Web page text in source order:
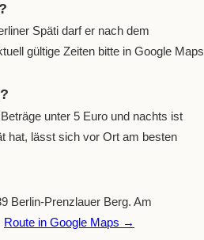
Späti darf er nach dem
gültige Zeiten bitte in Google Maps
unter 5 Euro und nachts ist
hat, lässt sich vor Ort am besten
Berlin-Prenzlauer Berg. Am
Route in Google Maps →